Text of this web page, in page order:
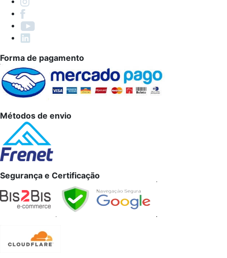
Forma de pagamento
Métodos de envio
Segurança e Certificação